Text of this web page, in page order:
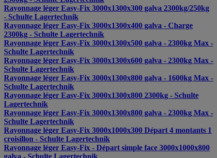
Rayonnage léger Easy-Fix 3000x1300x300 galva 2300kg/250kg
- Schulte Lagertechnik
Rayonnage léger Easy-Fix 3000x1300x400 galva - Charge
2300kg - Schulte Lagertechnik
Rayonnage léger Easy-Fix 3000x1300x500 galva - 2300kg Max -
Schulte Lagertechnik
Rayonnage léger Easy-Fix 3000x1300x600 galva - 2300kg Max -
Schulte Lagertechnik
Rayonnage léger Easy-Fix 3000x1300x800 galva - 1600kg Max -
Schulte Lagertechnik
Rayonnage léger Easy-Fix 3000x1300x800 2300kg - Schulte
Lagertechnik
Rayonnage léger Easy-Fix 3000x1300x800 galva - 2300kg Max -
Schulte Lagertechnik
Rayonnage léger Easy-Fix 3000x1000x300 Départ 4 montants 1
croisillon - Schulte Lagertechnik
Rayonnage léger Easy-Fix - Départ simple face 3000x1000x800
galva - Schulte Lagertechnik